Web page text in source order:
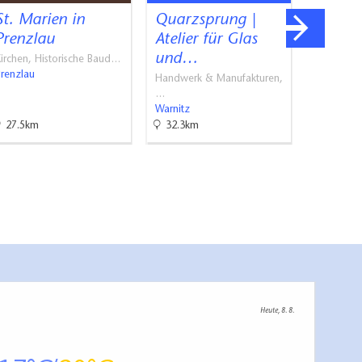
Marien in
Historische Baud…
27.5km
Quarzsprung |
Atelier für Glas
und…
Handwerk & Manufakturen,
…
Warnitz
32.3km
Heute, 8. 8.